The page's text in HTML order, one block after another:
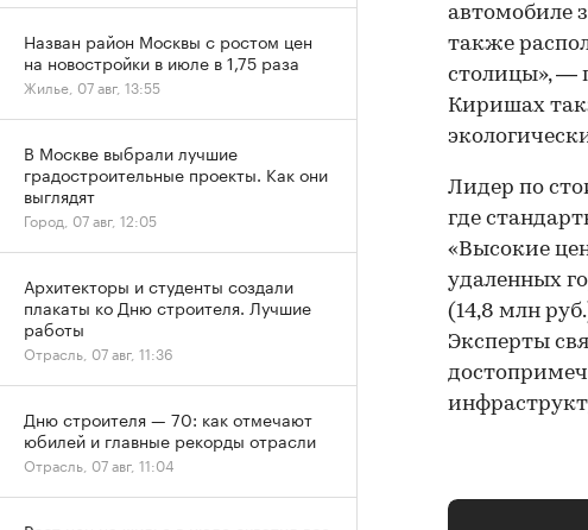
автомобиле
также
столицы», —
Киришах
Лидер по
где
«Высокие
удаленных
(14,8 млн
Эксперты
Назван район Москвы с ростом цен
на новостройки в июле в 1,75 раза
Жилье, 07 авг, 13:55
В Москве выбрали лучшие
градостроительные проекты. Как они
выглядят
Город, 07 авг, 12:05
Архитекторы и студенты создали
плакаты ко Дню строителя. Лучшие
работы
Отрасль, 07 авг, 11:36
Дню строителя — 70: как отмечают
юбилей и главные рекорды отрасли
Отрасль, 07 авг, 11:04